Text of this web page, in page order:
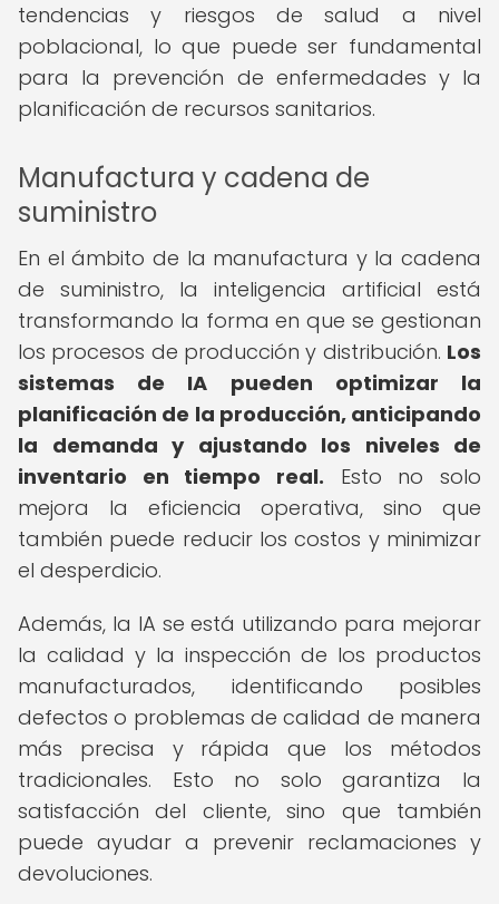
tendencias y riesgos de salud a nivel
poblacional, lo que puede ser fundamental
para la prevención de enfermedades y la
planificación de recursos sanitarios.
Manufactura y cadena de
suministro
En el ámbito de la manufactura y la cadena
de suministro, la inteligencia artificial está
transformando la forma en que se gestionan
los procesos de producción y distribución. Los
sistemas de IA pueden optimizar la
planificación de la producción, anticipando
la demanda y ajustando los niveles de
inventario en tiempo real. Esto no solo
mejora la eficiencia operativa, sino que
también puede reducir los costos y minimizar
el desperdicio.
Además, la IA se está utilizando para mejorar
la calidad y la inspección de los productos
manufacturados, identificando posibles
defectos o problemas de calidad de manera
más precisa y rápida que los métodos
tradicionales. Esto no solo garantiza la
satisfacción del cliente, sino que también
puede ayudar a prevenir reclamaciones y
devoluciones.